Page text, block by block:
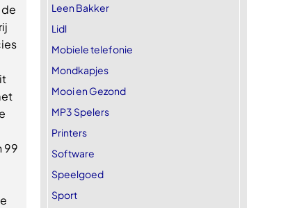
99
Leen Bakker
Lidl
Mobiele telefonie
Mondkapjes
Mooi en Gezond
MP3 Spelers
Printers
Software
Speelgoed
Sport